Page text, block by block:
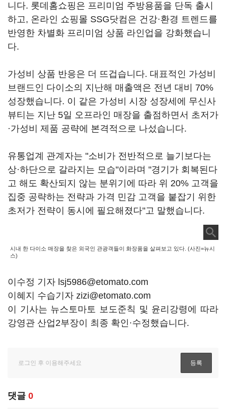
니다. 롯데홈쇼핑은 프리미엄 주방용품을 단독 출시
하고, 온라인 쇼핑몰 SSG닷컴은 건강·환경 트렌드를
반영한 차별화 프리미엄 상품 라인업을 강화했습니
다.
가성비 상품 반응은 더 뜨겁습니다. 대표적인 가성비
브랜드인 다이소의 지난해 매출액은 전년 대비 70%
성장했습니다. 이 같은 가성비 시장 성장세에 무신사
뷰티는 지난 5일 오프라인 매장을 출점하면서 초저가
·가성비 제품 공략에 본격적으로 나섰습니다.
유통업계 관계자는 "소비가 전반적으로 늘기보다는
상·하단으로 갈라지는 모습"이라며 "경기가 회복된다
고 해도 확산되지 않는 분위기에 따라 위 20% 고객을
집중 공략하는 전략과 가격 민감 고객을 붙잡기 위한
초저가 전략이 동시에 필요해졌다"고 말했습니다.
시내 한 다이소 매장을 찾은 외국인 관광객들이 화장품을 살펴보고 있다. (사진=뉴시
스)
이수정 기자 lsj5986@etomato.com
이혜지 수습기자 zizi@etomato.com
이 기사는 뉴스토마토 보도준칙 및 윤리강령에 따라
강영관 산업2부장이 최종 확인·수정했습니다.
댓글 0